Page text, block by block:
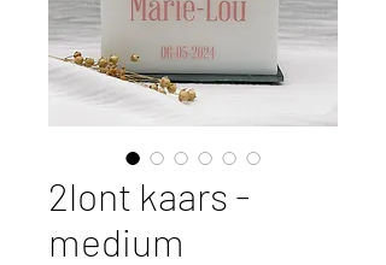
2lont kaars -
medium